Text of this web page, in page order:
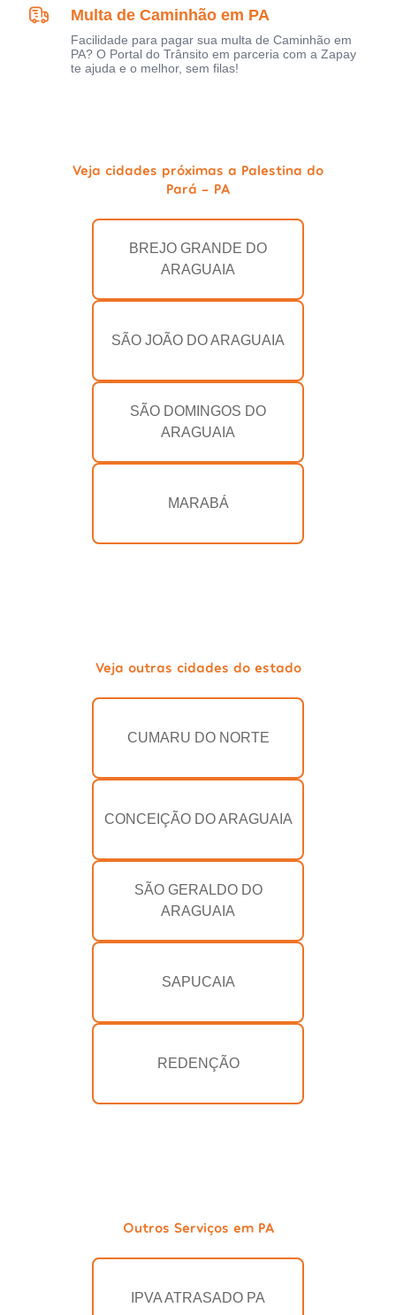
Multa de Caminhão em PA
Facilidade para pagar sua multa de Caminhão em
PA? O Portal do Trânsito em parceria com a Zapay
te ajuda e o melhor, sem filas!
Veja cidades próximas a Palestina do
Pará - PA
BREJO GRANDE DO
ARAGUAIA
SÃO JOÃO DO ARAGUAIA
SÃO DOMINGOS DO
ARAGUAIA
MARABÁ
Veja outras cidades do estado
CUMARU DO NORTE
CONCEIÇÃO DO ARAGUAIA
SÃO GERALDO DO
ARAGUAIA
SAPUCAIA
REDENÇÃO
Outros Serviços em PA
IPVA ATRASADO PA